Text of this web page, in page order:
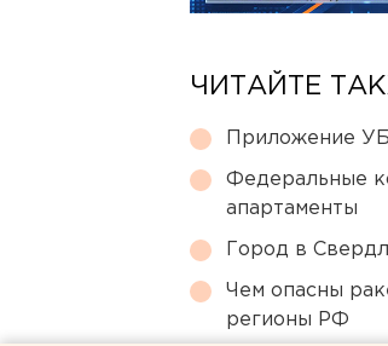
ЧИТАЙТЕ
Приложение
Федеральные
апартаменты
Город в
Чем опасны
регионы РФ